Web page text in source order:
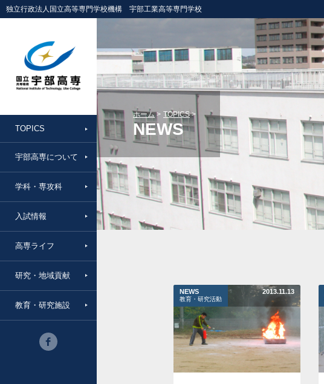
独立行政法人国立高等専門学校機構 宇部工業高等専門学校
TOPICS
宇部高専について
学科・専攻科
入試情報
高専ライフ
研究・地域貢献
教育・研究施設
ホーム TOPICS
NEWS
NEWS
教育・研究活動
2013.11.13